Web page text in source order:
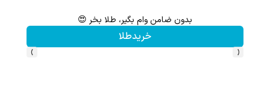
بدون ضامن وام بگیر، طلا بخر 😍
خریدطلا
‹
›